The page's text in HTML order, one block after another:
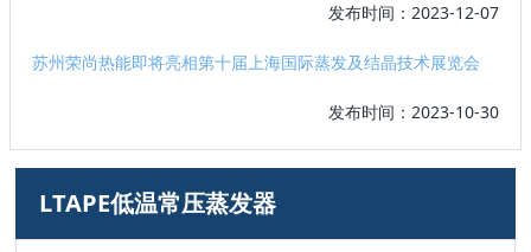
发布时间：2023-12-07
苏州荣尚热能即将亮相第十届上海国际蒸发及结晶技术展览会
发布时间：2023-10-30
LTAPE低温常压蒸发器